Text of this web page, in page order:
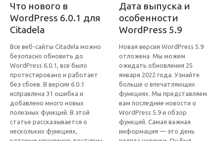
Что нового в
WordPress 6.0.1 для
Citadela
Все веб-сайты Citadela можно
безопасно обновить до
WordPress 6.0.1, все было
протестировано и работает
без сбоев. В версии 6.0.1
исправлена 31 ошибка и
добавлено много новых
полезных функций. В этой
статье рассказывается о
нескольких функциях,
Дата выпуска и
особенности
WordPress 5.9
Новая версия WordPress 5.9
отложена. Мы можем
ожидать обновления 25
января 2022 года. Узнайте
больше о впечатляющих
функциях. Мы представляем
вам последние новости о
WordPress 5.9 и обзор
функций. Самая важная
информация — это день